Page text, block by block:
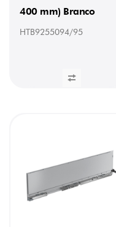
400 mm) Branco
HTB9255094/95